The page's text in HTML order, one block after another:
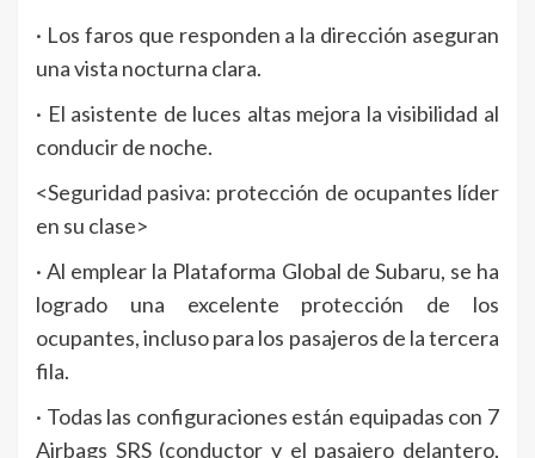
· Los faros que responden a la dirección aseguran
una vista nocturna clara.
· El asistente de luces altas mejora la visibilidad al
conducir de noche.
<Seguridad pasiva: protección de ocupantes líder
en su clase>
· Al emplear la Plataforma Global de Subaru, se ha
logrado una excelente protección de los
ocupantes, incluso para los pasajeros de la tercera
fila.
· Todas las configuraciones están equipadas con 7
Airbags SRS (conductor y el pasajero delantero,